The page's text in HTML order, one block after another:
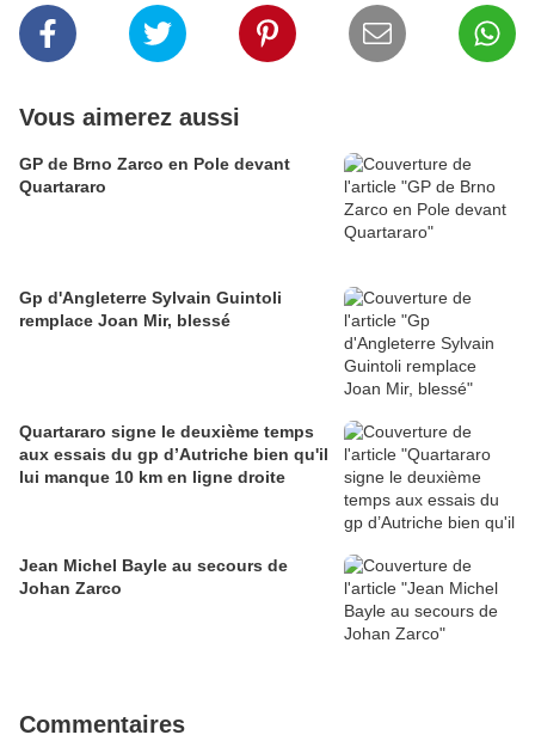
Vous aimerez aussi
GP de Brno Zarco en Pole devant
Quartararo
Gp d'Angleterre Sylvain Guintoli
remplace Joan Mir, blessé
Quartararo signe le deuxième temps
aux essais du gp d’Autriche bien qu'il
lui manque 10 km en ligne droite
Jean Michel Bayle au secours de
Johan Zarco
Commentaires